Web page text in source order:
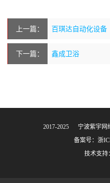
上一篇： 百琪达自动化设备
下一篇： 鑫成卫浴
2017-2025 © 宁波紫宇网
备案号： 浙
技术支持